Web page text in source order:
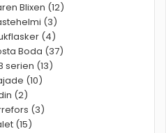
Blixen (12)
(3)
(4)
Boda (37)
serien (13)
(10)
(2)
(3)
(15)